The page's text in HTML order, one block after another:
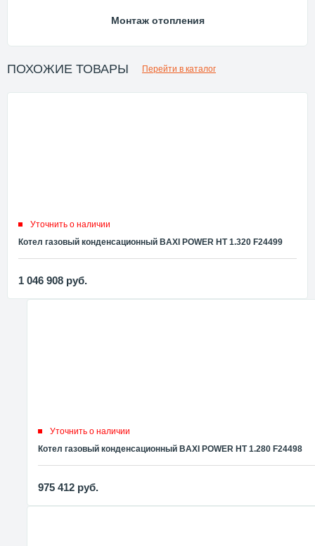
Монтаж отопления
ПОХОЖИЕ ТОВАРЫ Перейти в каталог
Уточнить о наличии
Котел газовый конденсационный BAXI POWER HT 1.320 F24499
1 046 908 руб.
Уточнить о наличии
Котел газовый конденсационный BAXI POWER HT 1.280 F24498
975 412 руб.